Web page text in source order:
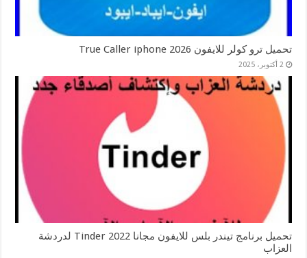
تحميل ترو كولر للايفون 2026 True Caller iphone
2 أكتوبر، 2025
تحميل برنامج تيندر بلس للايفون مجانا 2022 Tinder لدردشة
العزاب